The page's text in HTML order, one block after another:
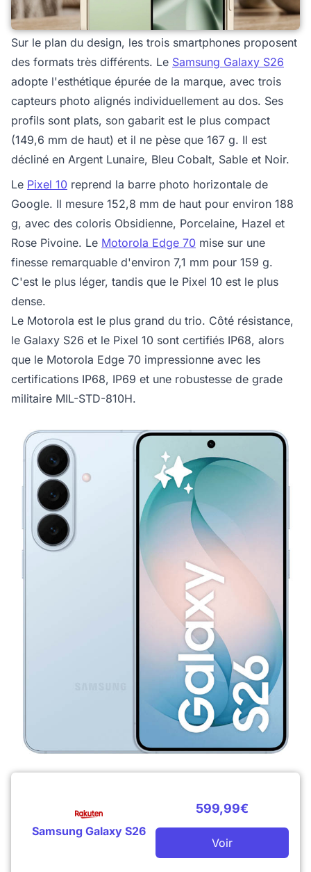
Sur le plan du design, les trois smartphones proposent
des formats très différents. Le Samsung Galaxy S26
adopte l'esthétique épurée de la marque, avec trois
capteurs photo alignés individuellement au dos. Ses
profils sont plats, son gabarit est le plus compact
(149,6 mm de haut) et il ne pèse que 167 g. Il est
décliné en Argent Lunaire, Bleu Cobalt, Sable et Noir.
Le Pixel 10 reprend la barre photo horizontale de
Google. Il mesure 152,8 mm de haut pour environ 188
g, avec des coloris Obsidienne, Porcelaine, Hazel et
Rose Pivoine. Le Motorola Edge 70 mise sur une
finesse remarquable d'environ 7,1 mm pour 159 g.
C'est le plus léger, tandis que le Pixel 10 est le plus
dense.
Le Motorola est le plus grand du trio. Côté résistance,
le Galaxy S26 et le Pixel 10 sont certifiés IP68, alors
que le Motorola Edge 70 impressionne avec les
certifications IP68, IP69 et une robustesse de grade
militaire MIL-STD-810H.
Samsung Galaxy S26
599,99€
Voir